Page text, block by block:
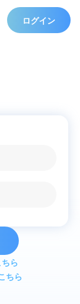
ログイン
ちら
ちら